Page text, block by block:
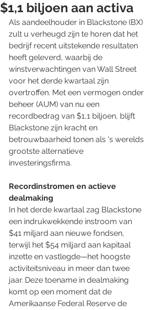
$1,1 biljoen aan activa
Als aandeelhouder in Blackstone (BX)
zult u verheugd zijn te horen dat het
bedrijf recent uitstekende resultaten
heeft geleverd, waarbij de
winstverwachtingen van Wall Street
voor het derde kwartaal zijn
overtroffen. Met een vermogen onder
beheer (AUM) van nu een
recordbedrag van $1,1 biljoen, blijft
Blackstone zijn kracht en
betrouwbaarheid tonen als 's werelds
grootste alternatieve
investeringsfirma.
Recordinstromen en actieve
dealmaking
In het derde kwartaal zag Blackstone
een indrukwekkende instroom van
$41 miljard aan nieuwe fondsen,
terwijl het $54 miljard aan kapitaal
inzette en vastlegde—het hoogste
activiteitsniveau in meer dan twee
jaar. Deze toename in dealmaking
komt op een moment dat de
Amerikaanse Federal Reserve de